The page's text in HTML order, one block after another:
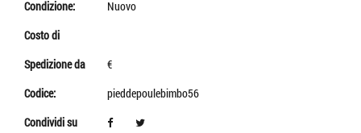
Condizione:
Nuovo
Costo di
Spedizione da
€
Codice:
pieddepoulebimbo56
Condividi su